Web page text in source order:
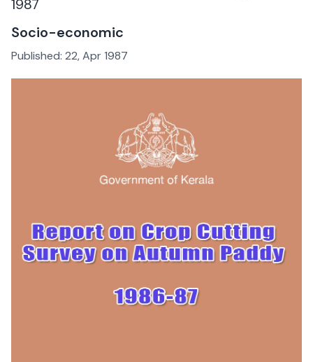
1987
Socio-economic
Published: 22, Apr 1987